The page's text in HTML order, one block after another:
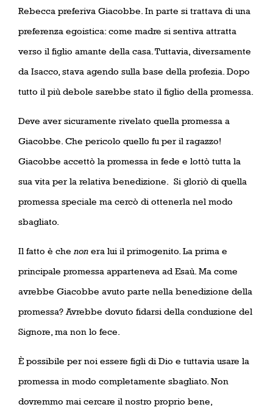
Rebecca preferiva Giacobbe. In parte si trattava di una
preferenza egoistica: come madre si sentiva attratta
verso il figlio amante della casa. Tuttavia, diversamente
da Isacco, stava agendo sulla base della profezia. Dopo
tutto il più debole sarebbe stato il figlio della promessa.
Deve aver sicuramente rivelato quella promessa a
Giacobbe. Che pericolo quello fu per il ragazzo!
Giacobbe accettò la promessa in fede e lottò tutta la
sua vita per la relativa benedizione.
Si gloriò di quella
promessa speciale ma cercò di ottenerla nel modo
sbagliato.
Il fatto è che non era lui il primogenito. La prima e
principale promessa apparteneva ad Esaù. Ma come
avrebbe Giacobbe avuto parte nella benedizione della
promessa? Avrebbe dovuto fidarsi della conduzione del
Signore, ma non lo fece.
È possibile per noi essere figli di Dio e tuttavia usare la
promessa in modo completamente sbagliato. Non
dovremmo mai cercare il nostro proprio bene,